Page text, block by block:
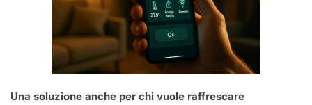
Una soluzione anche per chi vuole raffrescare